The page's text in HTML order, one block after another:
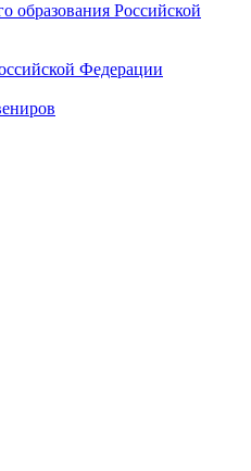
образования Российской
Федерации